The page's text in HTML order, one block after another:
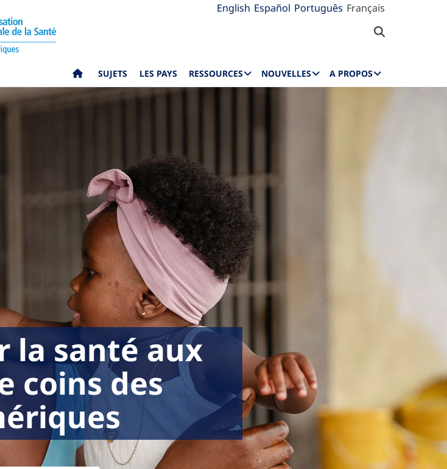
English Español Português Français
SUJETS LES PAYS RESSOURCES NOUVELLES A PROPOS
la santé aux
coins des